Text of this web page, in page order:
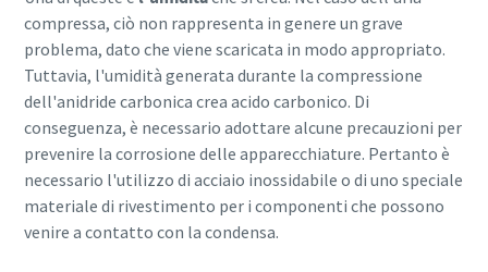
Per saperne di più
compressa, ciò non rappresenta in genere un grave
problema, dato che viene scaricata in modo appropriato.
Tuttavia, l'umidità generata durante la compressione
dell'anidride carbonica crea acido carbonico. Di
conseguenza, è necessario adottare alcune precauzioni per
prevenire la corrosione delle apparecchiature. Pertanto è
necessario l'utilizzo di acciaio inossidabile o di uno speciale
materiale di rivestimento per i componenti che possono
venire a contatto con la condensa.